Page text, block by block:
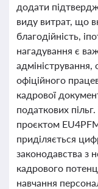
додати
виду витрат, що
благодійність,
нагадування є
адміністрування,
офіційного
кадрової
податкових
проєктом
приділяється
законодавства з
кадрового
навчання